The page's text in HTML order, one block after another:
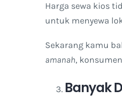
Harga sewa kios
untuk menyewa
Sekarang kamu
amanah,
Banyak